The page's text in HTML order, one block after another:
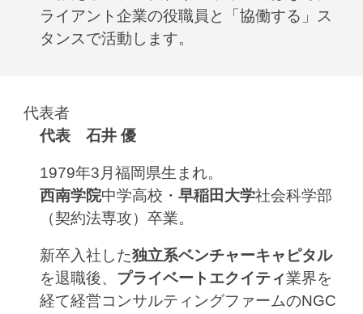
ライアント企業の役職員と「協働する」ス
タンスで活動 します。
代表者
代表 石井 優
1979年3月福岡県生まれ。
西南学院中学高校・早稲田大学社会科学部
（契約法専攻）卒業。
新卒入社した独立系ベンチャーキャピタル
を退職後、 プライベートエクイティ業界を
経て経営コンサルティングファームのNGC